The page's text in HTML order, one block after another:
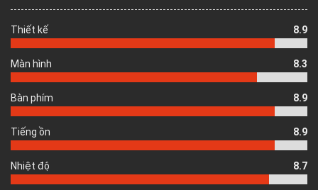
Thiết kế 8.9
Màn hình 8.3
Bàn phím 8.9
Tiếng ồn 8.9
Nhiệt độ 8.7